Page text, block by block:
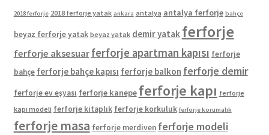
2018 ferforje 2018 ferforje yatak ankara antalya antalya ferforje bahçe
beyaz ferforje yatak beyaz yatak demir yatak ferforje
ferforje aksesuar ferforje apartman kapısı ferforje
bahçe ferforje bahçe kapısı ferforje balkon ferforje demir
ferforje ev eşyası ferforje kanepe ferforje kapı ferforje
kapı modeli ferforje kitaplık ferforje korkuluk ferforje korumalık
ferforje masa ferforje merdiven ferforje modeli